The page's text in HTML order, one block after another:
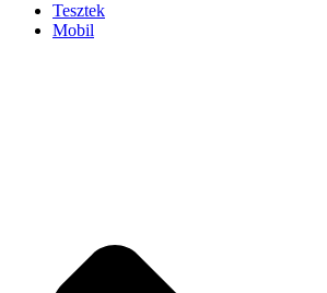
Tesztek
Mobil